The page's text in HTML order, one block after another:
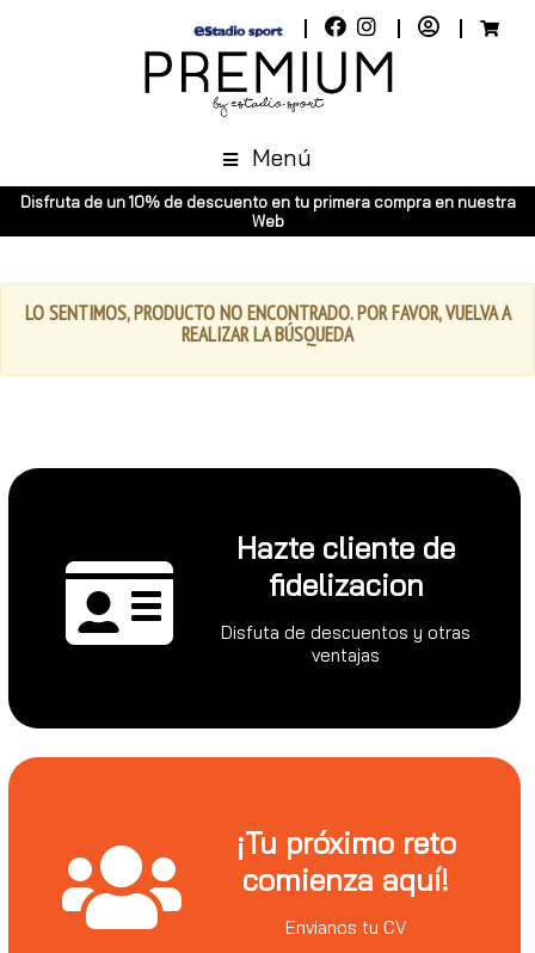
Menú
Disfruta de un 10% de descuento en tu primera compra en nuestra
Web
LO SENTIMOS, PRODUCTO NO ENCONTRADO. POR FAVOR, VUELVA A
REALIZAR LA BÚSQUEDA
Hazte cliente de
fidelizacion
Disfuta de descuentos y otras
ventajas
¡Tu próximo reto
comienza aquí!
Envianos tu CV